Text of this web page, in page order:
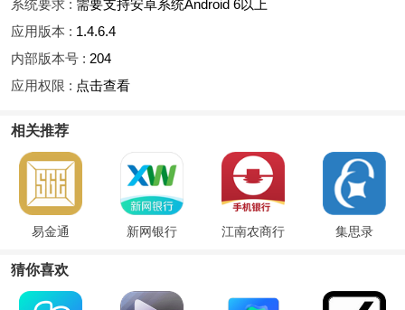
系统要求 : 需要支持安卓系统Android 6以上
应用版本 : 1.4.6.4
内部版本号 : 204
应用权限 : 点击查看
相关推荐
易金通 新网银行 江南农商行 集思录
猜你喜欢